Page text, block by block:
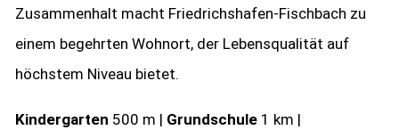
Zusammenhalt macht Friedrichshafen-Fischbach zu
einem begehrten Wohnort, der Lebensqualität auf
höchstem Niveau bietet.
Kindergarten 500 m | Grundschule 1 km |